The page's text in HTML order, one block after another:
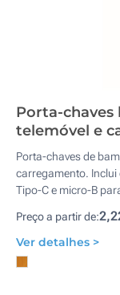
Porta-
telemóvel e
Porta-chaves de
carregamento. Inclui
Tipo-C e micro-B
Preço a partir de:
Ver detalhes >